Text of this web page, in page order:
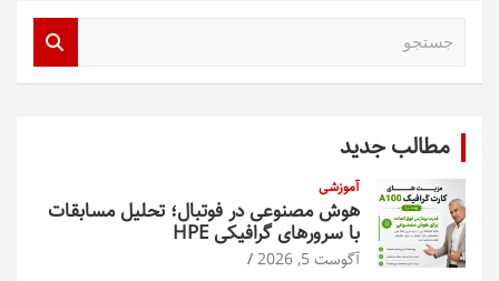
مطالب جدید
آموزشی
هوش مصنوعی در فوتبال؛ تحلیل مسابقات
با سرورهای گرافیکی HPE
آگوست 5, 2026